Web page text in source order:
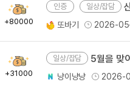
획
득
+80000
일상/잡담
또바기 2026-
획
득
+31000
일상/잡담 5월을 맞
냥이냥냥 2026-